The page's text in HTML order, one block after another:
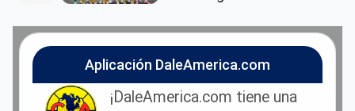
Aplicación DaleAmerica.com
¡DaleAmerica.com tiene una